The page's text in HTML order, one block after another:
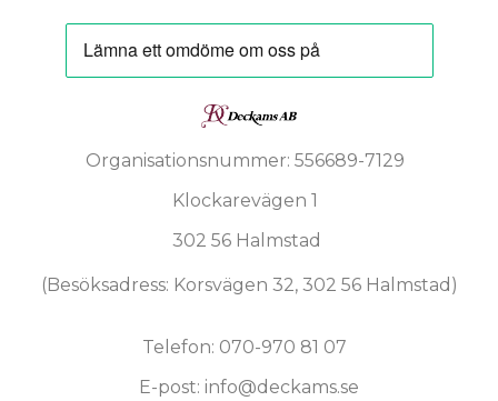
Organisationsnummer: 556689-7129
Klockarevägen 1
302 56 Halmstad
(Besöksadress: Korsvägen 32, 302 56 Halmstad)
Telefon: 070-970 81 07
E-post: info@deckams.se